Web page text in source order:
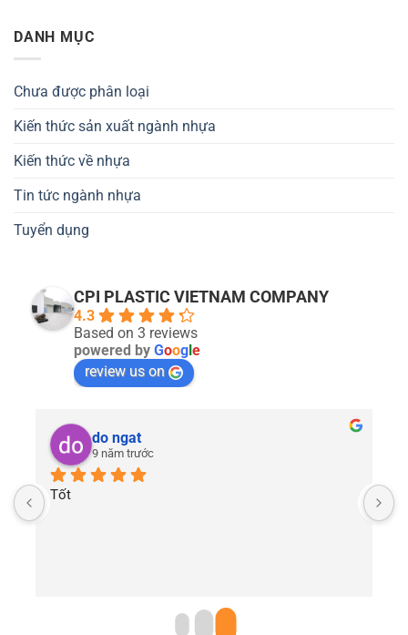
DANH MỤC
Chưa được phân loại
Kiến thức sản xuất ngành nhựa
Kiến thức về nhựa
Tin tức ngành nhựa
Tuyển dụng
CPI PLASTIC VIETNAM COMPANY
4.3
Based on 3 reviews
powered by Goog e
review us on
do ngat
9 năm trước
Tốt